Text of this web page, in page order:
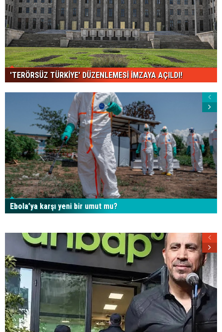
'TERÖRSÜZ TÜRKİYE' DÜZENLEMESİ İMZAYA AÇILDI!
Ebola’ya karşı yeni bir umut mu?